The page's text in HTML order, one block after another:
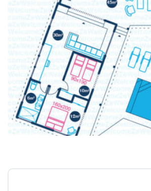
Vos vacances vous attendent, sous le
Guadeloupe🏖 ☀️
Numéro d'enregistrement :